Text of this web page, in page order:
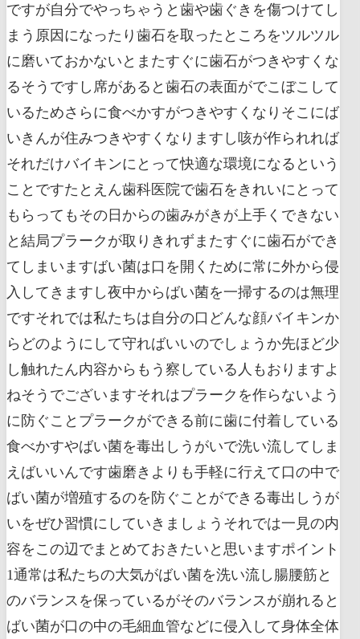
ですが自分でやっちゃうと歯や歯ぐきを傷つけてし
まう原因になったり歯石を取ったところをツルツル
に磨いておかないとまたすぐに歯石がつきやすくな
るそうですし席があると歯石の表面がでこぼこして
いるためさらに食べかすがつきやすくなりそこにば
いきんが住みつきやすくなりますし咳が作られれば
それだけバイキンにとって快適な環境になるという
ことですたとえん歯科医院で歯石をきれいにとって
もらってもその日からの歯みがきが上手くできない
と結局プラークが取りきれずまたすぐに歯石ができ
てしまいますばい菌は口を開くために常に外から侵
入してきますし夜中からばい菌を一掃するのは無理
ですそれでは私たちは自分の口どんな顔バイキンか
らどのようにして守ればいいのでしょうか先ほど少
し触れたん内容からもう察している人もおりますよ
ねそうでございますそれはプラークを作らないよう
に防ぐことプラークができる前に歯に付着している
食べかすやばい菌を毒出しうがいで洗い流してしま
えばいいんです歯磨きよりも手軽に行えて口の中で
ばい菌が増殖するのを防ぐことができる毒出しうが
いをぜひ習慣にしていきましょうそれでは一見の内
容をこの辺でまとめておきたいと思いますポイント
1通常は私たちの大気がばい菌を洗い流し腸腰筋と
のバランスを保っているがそのバランスが崩れると
ばい菌が口の中の毛細血管などに侵入して身体全体